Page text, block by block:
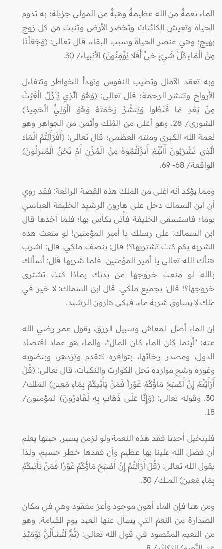
الماء نعمةٌ من الله عظيمةٌ وهبةٌ من المولى جزيلة؛ به تدوم
الحياة وتعيش الكائنات وتخضر الأرض وتنبت من كل زوج
بهيج؛ وهي عنصر الحياة وسبب البقاء، قال تعالى: (وَجَعَلْنَا
مِنَ الْمَاءِ كُلَّ شَيْءٍ حَيٍّ أَفَلا يُؤْمِنُونَ) الأنبياء/ 30.
وبه تعقد الآمال وتطيب النفوس وتهدأ الخواطر وتتفاءل
الأرواح وتنشر الرحمة؛ قال تعالى: (وَهُوَ الَّذِي يُنَزِّلُ الْغَيْثَ
مِنْ بَعْدِ مَا قَنَطُوا وَيَنشُرُ رَحْمَتَهُ وَهُوَ الْوَلِيُّ الْحَمِيدُ)
الشورى/ 28. وهو أغلى من المُلك وأثمن من الجواهر وهو
نعمة الله الكبرى ومنتهِ العظمى؛ قال تعالى: (أَفَرَأَيْتُمْ الْمَاءَ
الَّذِي تَشْرَبُونَ أَأَنْتُمْ أَنزَلْتُمُوهُ مِنْ الْمُزْنِ أَمْ نَحْنُ الْمُنزِلُونَ)
الواقعة/ 68- 69.
ومما يؤكد أنه أغلى من الملك هذه القصة الرائعة: فقد روي
أن ابن السماك دخل على هارون الرشيد الخليفة العباسي
يوما؛ فاستسقى الخليفة فأُتى بكأس بها؛ فلما أخذها قال
ابن السماك: على رسلك يا أمير المؤمنين! لو منعت هذه
الشربة بكم كنت تشتريها؟! قال: بنصف ملكي. قال: اشرب
هنأك الله تعالى يا أمير المؤمنين. فلما شربها قال: أسألك
بالله لو منعت خروجها من بدنك بماذا كنت تشترى
خروجها؟! قال: بجميع ملكي. قال ابن السماك: لا خير في
ملك لا يساوي شربة ماء، فبكى هارون الرشيد.
إن الماء أصل المعاش وسبيل الرزق، يقول عمر رضي الله
عنه: "أينما كان الماء كان المال"، والماء هو عماد اقتصاد
الدول، ومصدر رخائها، بتوافره تتقدم وتزدهر، وبنضوبه
وغوره وشح موارده تحل الكوارث والنكبات، قال تعالى: (قُلْ
أَرَأَيْتُمْ إِنْ أَصْبَحَ مَاؤُكُمْ غَوْراً فَمَنْ يَأْتِيكُمْ بِمَاءٍ مَعِينٍ) الملك/
30. وقوله تعالى: (وَإِنَّا عَلَى ذَهَابٍ بِهِ لَقَادِرُونَ) المؤمنون/
18.
فليتخيل أحدنا فقد هذه النعمة ولو لزمن يسير, حينها يعلم
أن فضل الله علينا بها عظيم وأن فقدها خطر جسيم، ولذا
يقول الله تعالى: (قُلْ أَرَأَيْتُمْ إِنْ أَصْبَحَ مَاؤُكُمْ غَوْرًا فَمَنْ يَأْتِيكُمْ
بِمَاءٍ مَعِينٍ) الملك/ 30.
ومن هنا فإن الماء أهون موجود وأعز مفقود وهي في مكان
الصدارة من النعم التي يسأل عنها العبد يوم القيامة, وهو
من النعيم المقصود في قول الله تعالى: (ثُمَّ لَتُسْأَلُنَّ يَوْمَئِذٍ